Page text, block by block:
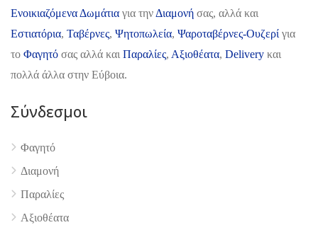
Ενοικιαζόμενα Δωμάτια για τηνΔιαμονή σας, αλλά και
Εστιατόρια, Ταβέρνες, Ψητοπωλεία, Ψαροταβέρνες-Ουζερίγια
το Φαγητό σας αλλά και Παραλίες, Αξιοθέατα, Delivery και
πολλά άλλα στην Εύβοια.
Σύνδεσμοι
Φαγητό
Διαμονή
Παραλίες
Αξιοθέατα